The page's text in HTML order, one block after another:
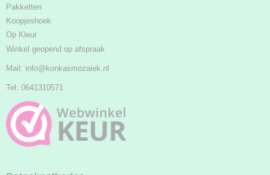
Pakketten
Koopjeshoek
Op Kleur
Winkel geopend op afspraak
Mail: info@konkasmozaiek.nl
Tel: 0641310571